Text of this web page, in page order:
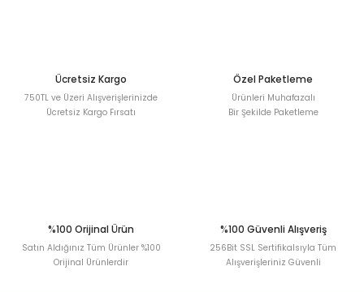
Ücretsiz Kargo
750TL ve Üzeri Alışverişlerinizde
Ücretsiz Kargo Fırsatı
Özel Paketleme
Ürünleri Muhafazalı
Bir Şekilde Paketleme
%100 Orijinal Ürün
Satın Aldığınız Tüm Ürünler %100
Orijinal Ürünlerdir
%100 Güvenli Alışveriş
256Bit SSL Sertifikalsıyla Tüm
Alışverişleriniz Güvenli